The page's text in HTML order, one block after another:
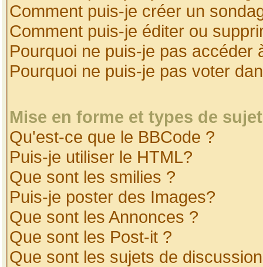
Comment puis-je créer un
Comment puis-je éditer ou
Pourquoi ne puis-je pas accéder
Pourquoi ne puis-je pas voter
Mise en forme et types de
Qu'est-ce que le BBCode ?
Puis-je utiliser le HTML?
Que sont les smilies ?
Puis-je poster des Images?
Que sont les Annonces ?
Que sont les Post-it ?
Que sont les sujets de